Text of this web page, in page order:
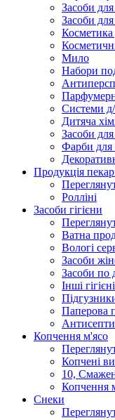
Засоби
Засоби
Косметика
Мило
Набори
Системи д/
Дитяча
Засоби
Фарби для
Продукцiя
Ролліні
Засоби гігієни
Ватна
Вологi
Засоби
Засоби по
Інші
Паперова
Копчення м'ясо
Копчені
10,
Копчення
Снеки